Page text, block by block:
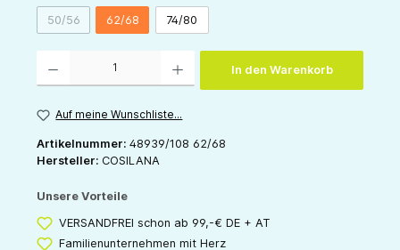
50/56(Diese Option ist zurzeit nicht verfügbar.)
62/68 74/80
In den Warenkorb
Auf meine Wunschliste...
Artikelnummer: 48939/108 62/68
Hersteller: COSILANA
Unsere Vorteile
VERSANDFREI schon ab 99,-€ DE + AT
Familienunternehmen mit Herz